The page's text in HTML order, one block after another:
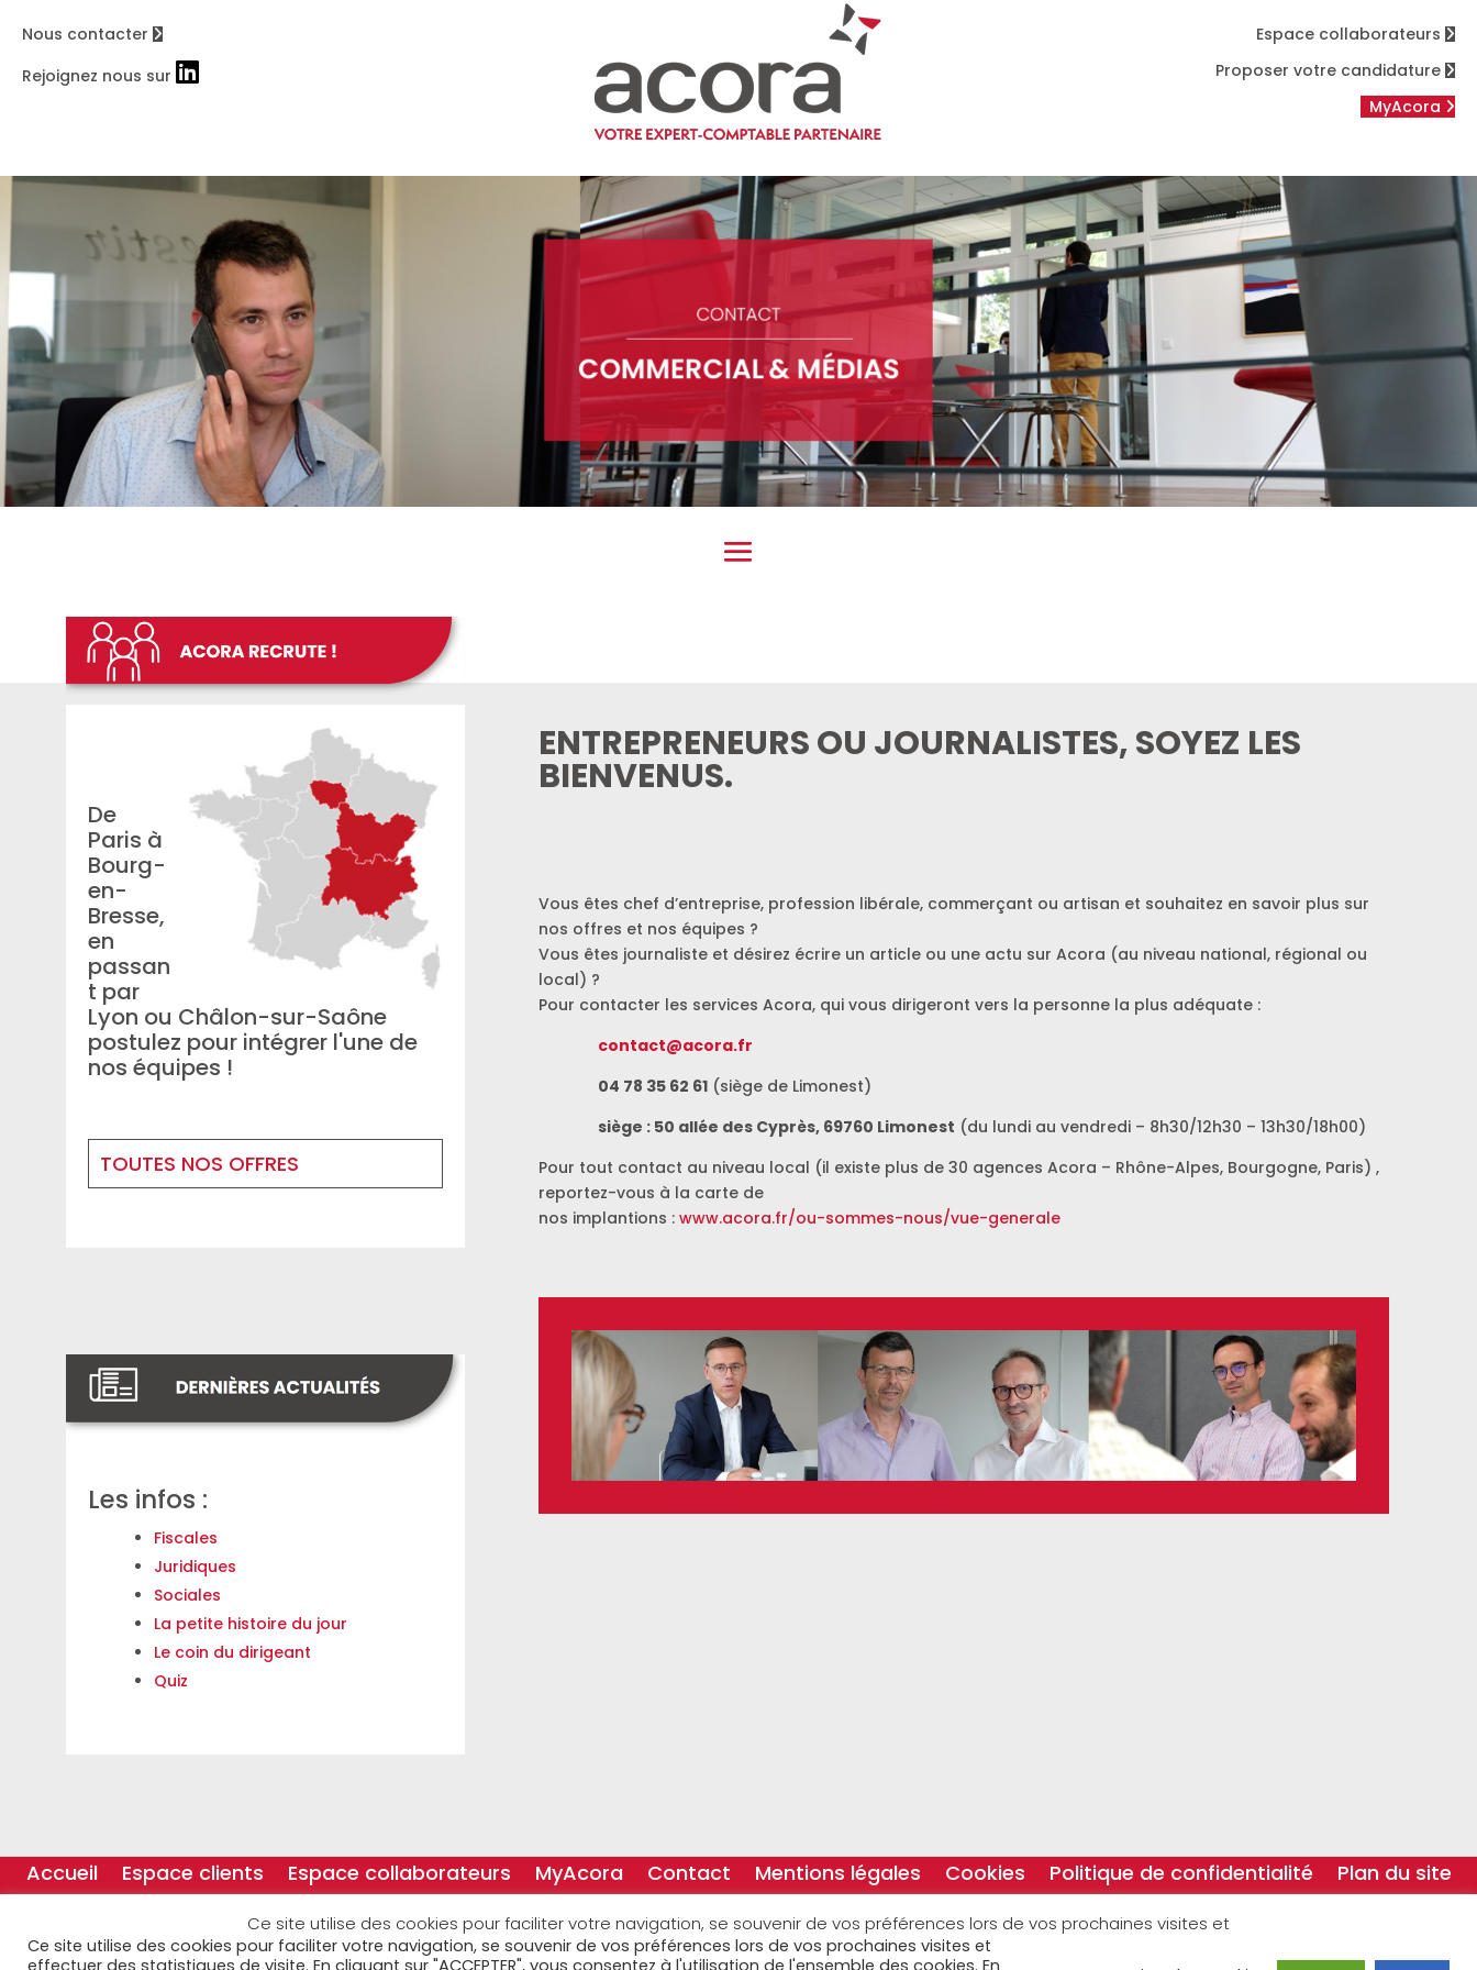
Nous contacter
Rejoignez nous sur
Espace collaborateurs
Proposer votre candidature
MyAcora
De
Paris à
Bourg-
en-
Bresse,
en
passan
t par
Lyon ou Châlon-sur-Saône
postulez pour intégrer l'une de
nos équipes !
TOUTES NOS OFFRES
Les infos :
Fiscales
Juridiques
Sociales
La petite histoire du jour
Le coin du dirigeant
Quiz
ENTREPRENEURS OU JOURNALISTES, SOYEZ LES
BIENVENUS.
Vous êtes chef d’entreprise, profession libérale, commerçant ou artisan et souhaitez en savoir plus sur
nos offres et nos équipes ?
Vous êtes journaliste et désirez écrire un article ou une actu sur Acora (au niveau national, régional ou
local) ?
Pour contacter les services Acora, qui vous dirigeront vers la personne la plus adéquate :
contact@acora.fr
04 78 35 62 61 (siège de Limonest)
siège : 50 allée des Cyprès, 69760 Limonest (du lundi au vendredi – 8h30/12h30 – 13h30/18h00)
Pour tout contact au niveau local (il existe plus de 30 agences Acora – Rhône-Alpes, Bourgogne, Paris) ,
reportez-vous à la carte de
nos implantions :www.acora.fr/ou-sommes-nous/vue-generale
Accueil Espace clients Espace collaborateurs MyAcora Contact Mentions légales Cookies Politique de confidentialité Plan du site
Rejoignez nous sur
Ce site utilise des cookies pour faciliter votre navigation, se souvenir de vos préférences lors de vos prochaines visites et
Ce site utilise des cookies pour faciliter votre navigation, se souvenir de vos préférences lors de vos prochaines visites et
effectuer des statistiques de visite. En cliquant sur "ACCEPTER", vous consentez à l'utilisation de l'ensemble des cookies. En